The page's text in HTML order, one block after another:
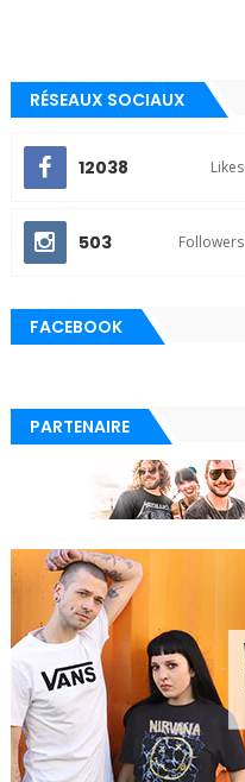
RÉSEAUX SOCIAUX
12038 Likes
503 Followers
FACEBOOK
PARTENAIRE